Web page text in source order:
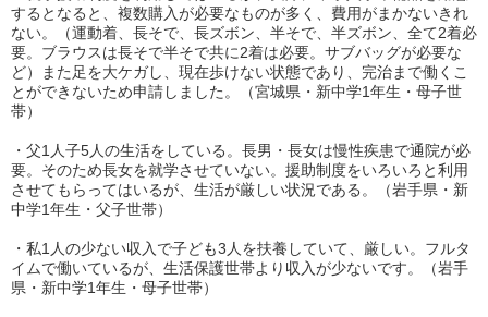
するとなると、複数購入が必要なものが多く、費用がまかないきれ
ない。（運動着、長そで、長ズボン、半そで、半ズボン、全て2着必
要。ブラウスは長そで半そで共に2着は必要。サブバッグが必要な
ど）また足を大ケガし、現在歩けない状態であり、完治まで働くこ
とができないため申請しました。（宮城県・新中学1年生・母子世
帯）
・父1人子5人の生活をしている。長男・長女は慢性疾患で通院が必
要。そのため長女を就学させていない。援助制度をいろいろと利用
させてもらってはいるが、生活が厳しい状況である。（岩手県・新
中学1年生・父子世帯）
・私1人の少ない収入で子ども3人を扶養していて、厳しい。フルタ
イムで働いているが、生活保護世帯より収入が少ないです。（岩手
県・新中学1年生・母子世帯）